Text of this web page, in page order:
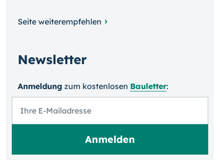
Seite weiterempfehlen
Newsletter
Anmeldung zum kosten­losen Bauletter: